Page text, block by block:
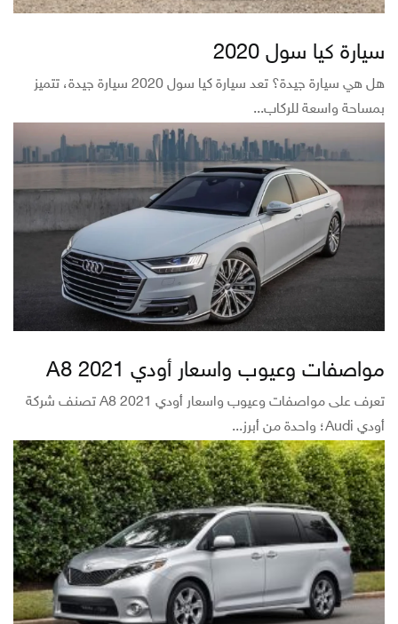
سيارة كيا سول 2020
هل هي سيارة جيدة؟ تعد سيارة كيا سول 2020 سيارة جيدة، تتميز
بمساحة واسعة للركاب...
مواصفات وعيوب واسعار أودي A8 2021
تعرف على مواصفات وعيوب واسعار أودي A8 2021 تصنف شركة
أودي Audi؛ واحدة من أبرز...